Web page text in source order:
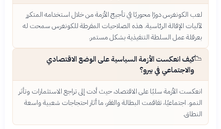
لعب الكونغرس دورًا محوريًا في تأجيج الأزمة من خلال استخدامه المتكرر
لآليات الإقالة الرئاسية. هذه الصلاحيات المفرطة للكونغرس سمحت له
بعرقلة عمل السلطة التنفيذية بشكل مستمر.
📉كيف انعكست الأزمة السياسية على الوضع الاقتصادي
والاجتماعي في بيرو؟
انعكست الأزمة سلبًا على الاقتصاد، حيث أدت إلى تراجع الاستثمارات وتأثر
النمو. اجتماعيًا، تفاقمت البطالة والفقر، ما أثار احتجاجات شعبية واسعة
النطاق.